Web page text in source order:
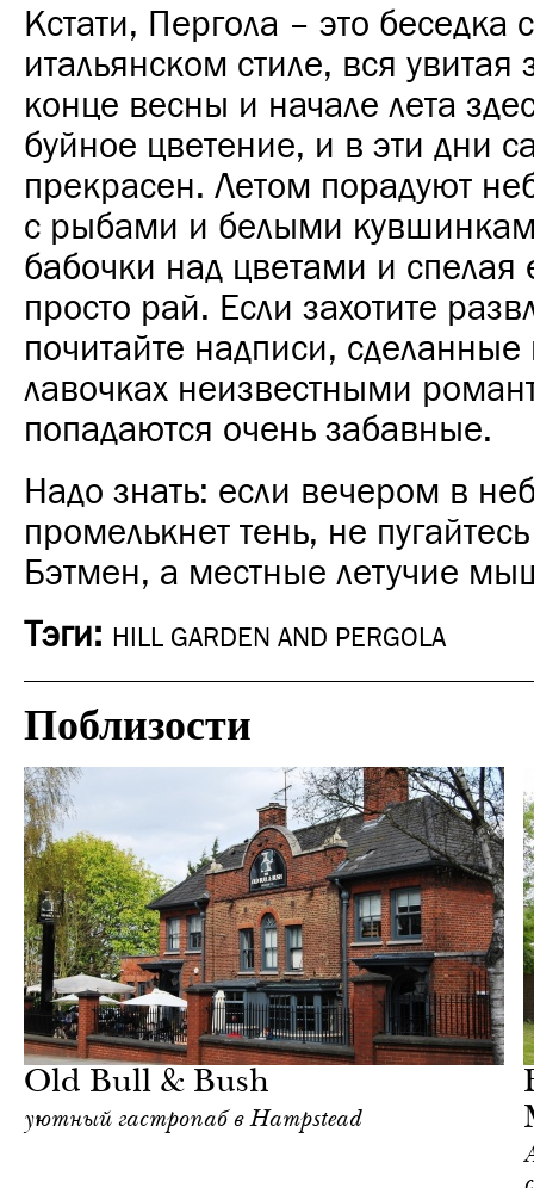
Кстати, Пергола – это беседка
итальянском стиле, вся
конце весны и начале лета
буйное цветение, и в эти дни
прекрасен. Летом порадуют
с рыбами и белыми
бабочки над цветами и
просто рай. Если захотите
почитайте надписи,
лавочках неизвестными
попадаются очень забавные.
Надо знать: если вечером в
промелькнет тень, не
Бэтмен, а местные летучие
Тэги: HILL GARDEN AND PERGOLA
Поблизости
Old Bull & Bush
уютный гастропаб в Hampstead